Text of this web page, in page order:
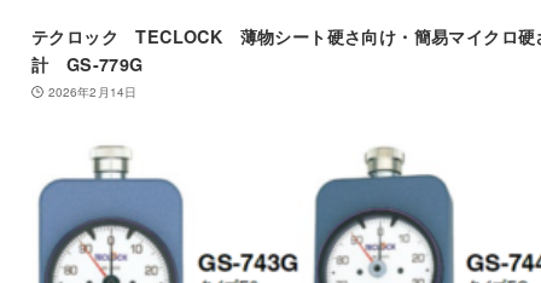
テクロック TECLOCK 薄物シート硬さ向け・簡易マイクロ硬
計 GS-779G
2026年2月14日